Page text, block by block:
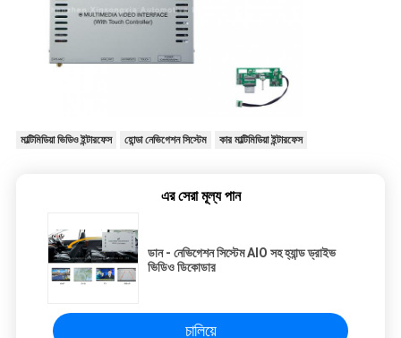
মাল্টিমিডিয়া ভিডিও ইন্টারফেস হোন্ডা নেভিগেশন সিস্টেম কার মাল্টিমিডিয়া ইন্টারফেস
এর সেরা মূল্য পান
ডান - নেভিগেশন সিস্টেম AIO সহ হ্যান্ড ড্রাইভ
ভিডিও ডিকোডার
চালিয়ে